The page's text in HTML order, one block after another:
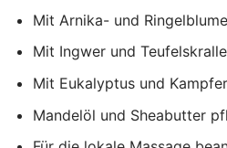
Mit Arnika- und
Mit Ingwer und Teufelskralle
Mit Eukalyptus und Kampfer
Mandelöl und Sheabutter